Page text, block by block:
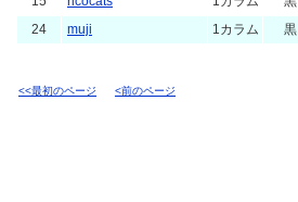
24
muji 1カラム 黒
<<最初のページ <前のページ